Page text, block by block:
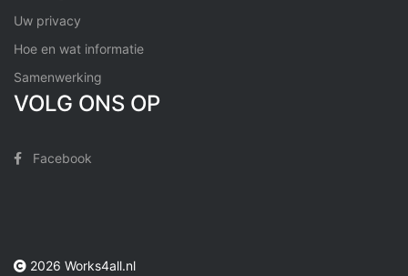
Uw privacy
Hoe en wat informatie
Samenwerking
VOLG ONS OP
Facebook
2026 Works4all.nl